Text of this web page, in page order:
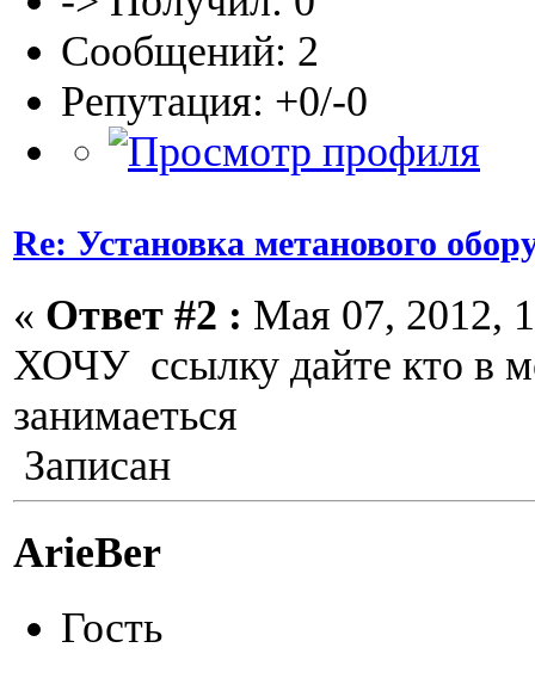
Сообщений: 2
Репутация: +0/-0
Re: Установка метанового
« Ответ #2 : Мая 07, 2012,
ХОЧУ ссылку дайте кто в
занимаеться
Записан
ArieBer
Гость